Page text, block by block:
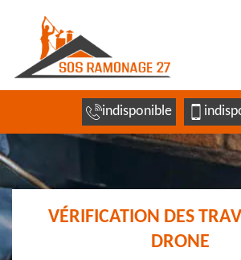
indisponible
VÉRIFICATION DES
DRONE